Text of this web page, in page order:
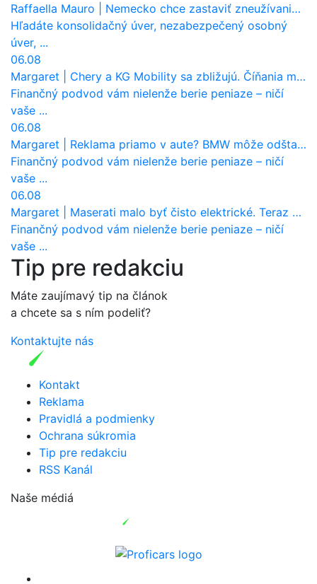
Raffaella Mauro
Nemecko chce zastaviť zneužívanie dotácií na elektromobily. Pritvrdí pravidlá
Hľadáte konsolidačný úver, nezabezpečený osobný
úver, ...
06.08
Margaret
Chery a KG Mobility sa zbližujú. Číňania môžu získať 10 % bývalého SsangYongu
Finančný podvod vám nielenže berie peniaze – ničí
vaše ...
06.08
Margaret
Reklama priamo v aute? BMW môže odštartovať nový trend
Finančný podvod vám nielenže berie peniaze – ničí
vaše ...
06.08
Margaret
Maserati malo byť čisto elektrické. Teraz zisťuje, že potrebuje nový osemvalcový motor
Finančný podvod vám nielenže berie peniaze – ničí
vaše ...
Tip pre redakciu
Máte zaujímavý tip na článok
a chcete sa s ním podeliť?
Kontaktujte nás
Kontakt
Reklama
Pravidlá a podmienky
Ochrana súkromia
Tip pre redakciu
RSS Kanál
Naše médiá